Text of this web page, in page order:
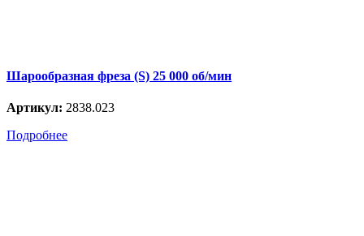
Шарообразная фреза (S) 25 000 об/мин
Артикул: 2838.023
Подробнее